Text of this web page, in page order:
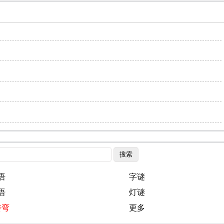
字谜
灯谜
弯
更多